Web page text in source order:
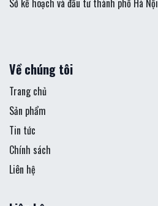
Sở kế hoạch và đầu tư thành phố Hà Nội
Về chúng tôi
Trang chủ
Sản phẩm
Tin tức
Chính sách
Liên hệ